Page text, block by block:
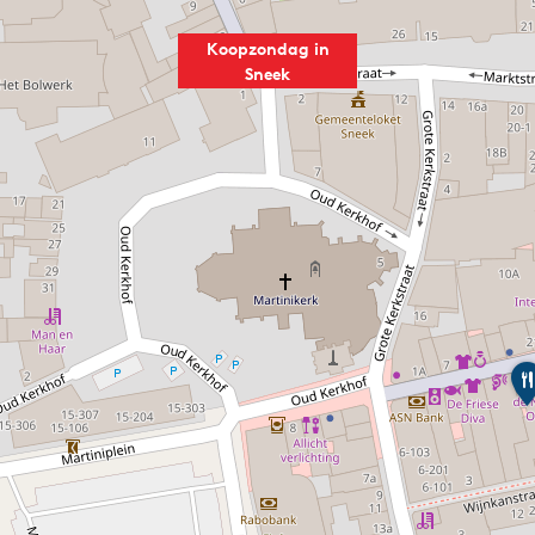
Koopzondag in
Sneek
B
a
t
b